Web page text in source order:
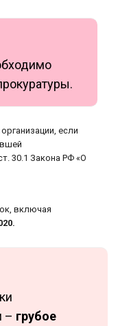
если
30.1 Закона РФ «О
включая
– грубое